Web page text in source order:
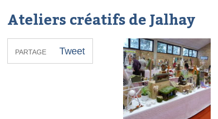
Ateliers créatifs de Jalhay
PARTAGE Tweet